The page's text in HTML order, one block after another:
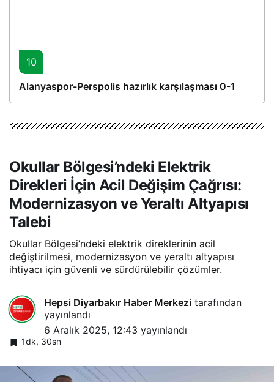
10
Alanyaspor-Perspolis hazırlık karşılaşması 0-1
Okullar Bölgesi’ndeki Elektrik
Direkleri İçin Acil Değişim Çağrısı:
Modernizasyon ve Yeraltı Altyapısı
Talebi
Okullar Bölgesi’ndeki elektrik direklerinin acil
değiştirilmesi, modernizasyon ve yeraltı altyapısı
ihtiyacı için güvenli ve sürdürülebilir çözümler.
Hepsi Diyarbakır Haber Merkezi tarafından
yayınlandı
6 Aralık 2025, 12:43 yayınlandı
1dk, 30sn